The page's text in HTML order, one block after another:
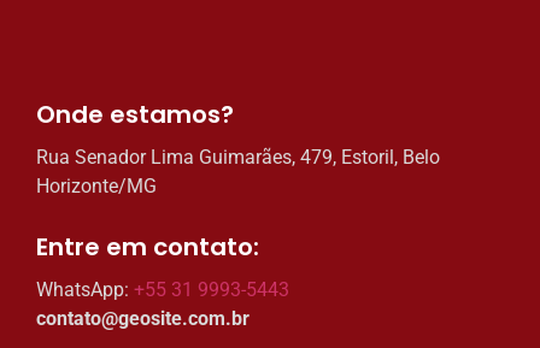
Onde estamos?​
Rua Senador Lima Guimarães, 479, Estoril, Belo
Horizonte/MG
Entre em contato:​
WhatsApp: +55 31 9993-5443
contato@geosite.com.br